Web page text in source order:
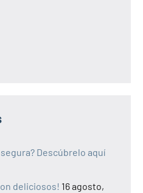
Descúbrelo aquí
deliciosos! 16 agosto,